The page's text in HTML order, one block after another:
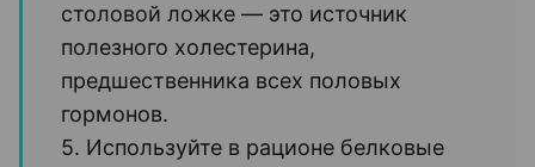
столовой ложке — это источник
полезного холестерина,
предшественника всех половых
гормонов.
5. Используйте в рационе белковые